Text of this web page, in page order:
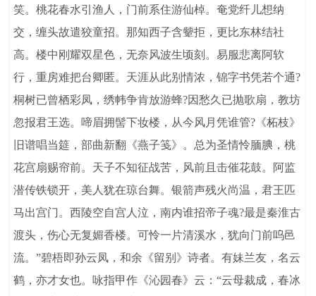
笑。桃花春水引渔人，门前系住游仙棹。奄党纤儿想纳
交，缠头故遣狡童招。那知西子含颦拒，更比东林结社
高。楼中刚耀双星色，无奈风波生顷刻。易服悲离阿软
行，重房难把台卿匿。天涯从此别情浓，锦字书凭若个通?
桐树已曾栖彩凤，绣帏争肯放游蜂?因愁久已抛歌扇，教坊
忽报君王选。啼眉拥髻下妆楼，从今风月凭谁管?《柘枝》
旧谱唱当筵，部曲新翻《燕子笺》。总为圣情怜腼腆，桃
花宫扇赐帘前。天子不知征战苦，风前且击催花鼓。阿监
潜传铁锁开，美人犹在琼台舞。银箭声残火尚温，君王匹
马出宫门。西陵空自宫人泣，南内谁招帝子魂?最是秦淮古
渡头，伤心无复媚香楼。可怜一片清溪水，犹向门前呜邑
流。”碧梧即孙云凤，和余《留别》诗者。有妹兰友，名云
鹤，亦才女也。咏指甲作《沁园春》云：“云母裁成，春冰